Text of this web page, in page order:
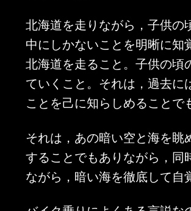
北海道を走りながら，子供
中にしかないことを明晰に知
北海道を走ること。子供の
ていくこと。それは，過去
ことを己に知らしめることで
それは，あの暗い空と海を
することでもありながら，
ながら，暗い海を徹底して